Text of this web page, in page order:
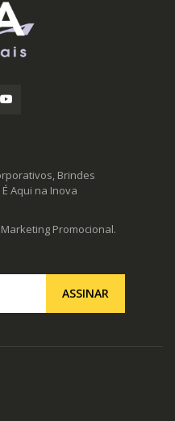
Brindes
Aqui na Inova
Promocional.
ASSINAR